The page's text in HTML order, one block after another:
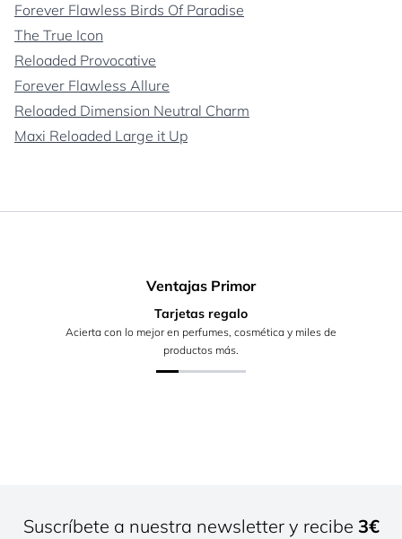
Forever Flawless Birds Of Paradise
The True Icon
Reloaded Provocative
Forever Flawless Allure
Reloaded Dimension Neutral Charm
Maxi Reloaded Large it Up
Ventajas Primor
Tarjetas regalo
Acierta con lo mejor en perfumes, cosmética y miles de
productos más.
Suscríbete a nuestra newsletter y recibe 3€